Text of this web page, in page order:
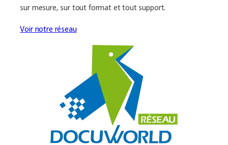
sur mesure, sur tout format et tout support.
Voir notre réseau